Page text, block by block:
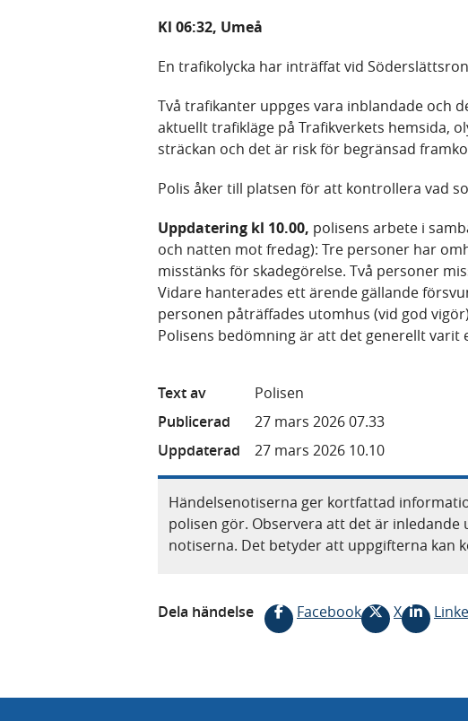
Kl 06:32, Umeå
En trafikolycka har inträffat vid
Två trafikanter uppges vara inblandade och
aktuellt trafikläge på Trafikverkets hemsida,
sträckan och det är risk för begränsad
Polis åker till platsen för att kontrollera vad
Uppdatering kl 10.00, polisens arbete i
och natten mot fredag): Tre personer har
misstänks för skadegörelse. Två personer
Vidare hanterades ett ärende gällande
personen påträffades utomhus (vid god
Polisens bedömning är att det generellt varit
Text av
Polisen
Publicerad
27 mars 2026 07.33
Uppdaterad
27 mars 2026 10.10
Händelsenotiserna ger kortfattad
polisen gör. Observera att det är
notiserna. Det betyder att uppgifterna kan
Dela händelse Facebook X